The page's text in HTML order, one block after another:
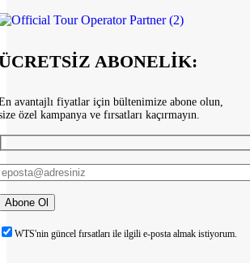
ABONELİK:
avantajlı fiyatlar için bültenimize abone olun,
özel kampanya ve fırsatları kaçırmayın.
WTS'nin güncel fırsatları ile ilgili e-posta almak istiyorum.